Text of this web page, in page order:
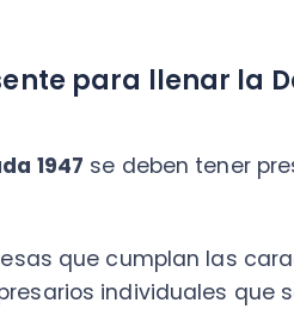
al Servicio de Impuestos
determinada por la
al año
año tributario).
y el monto de los
que le corresponda a